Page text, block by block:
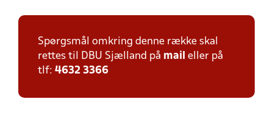
Spørgsmål omkring denne række skal
rettes til DBU Sjælland på mail eller på
tlf: 4632 3366